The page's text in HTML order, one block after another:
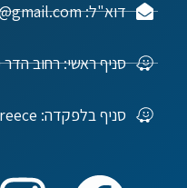
דוא"ל: idan.sarussi@gmail.com
סניף ראשי: רחוב הדר 40, קיסריה
סניף בלפקדה: Ioannou Mela 6 , Lefkáda, Greece